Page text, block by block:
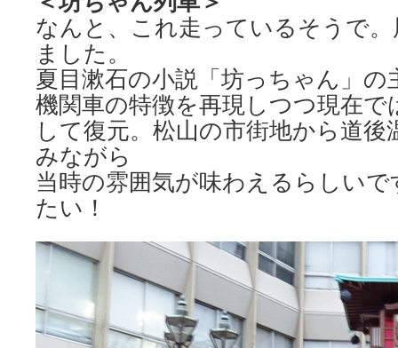
なんと、これ走っているそうで
ました。
夏目漱石の小説「坊っちゃん」の
機関車の特徴を再現しつつ現在
して復元。松山の市街地から道
みながら
当時の雰囲気が味わえるらしい
たい！